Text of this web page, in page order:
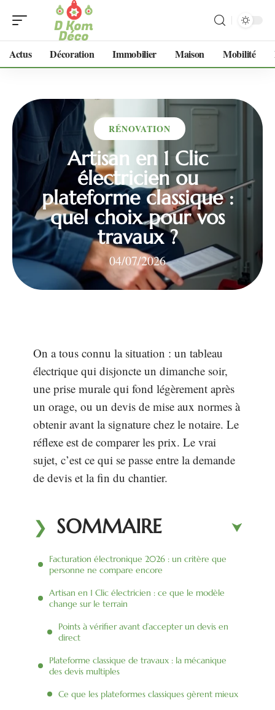
Actus Décoration Immobilier Maison Mobilité
RÉNOVATION
Artisan en 1 Clic
électricien ou
plateforme classique :
quel choix pour vos
travaux ?
04/07/2026
On a tous connu la situation : un tableau
électrique qui disjoncte un dimanche soir,
une prise murale qui fond légèrement après
un orage, ou un devis de mise aux normes à
obtenir avant la signature chez le notaire. Le
réflexe est de comparer les prix. Le vrai
sujet, c’est ce qui se passe entre la demande
de devis et la fin du chantier.
SOMMAIRE
Facturation électronique 2026 : un critère que
personne ne compare encore
Artisan en 1 Clic électricien : ce que le modèle
change sur le terrain
Points à vérifier avant d’accepter un devis en
direct
Plateforme classique de travaux : la mécanique
des devis multiples
Ce que les plateformes classiques gèrent mieux